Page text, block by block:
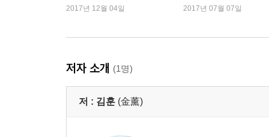
2017년 12월 04일
장 장악
2017년 07월 07일
저자 소개 (1명)
저 : 김훈 (金薰)